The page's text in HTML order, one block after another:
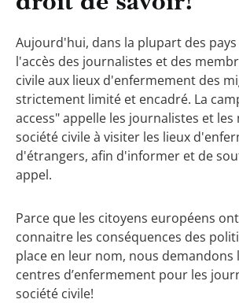
Aujourd'hui, dans la plupart des
l'accès des journalistes et des
civile aux lieux d'enfermement des
strictement limité et encadré. La
access" appelle les journalistes et les
société civile à visiter les lieux
d'étrangers, afin d'informer et de
appel.
Parce que les citoyens européens
connaitre les conséquences des
place en leur nom, nous demandons
centres d’enfermement pour les
société civile!